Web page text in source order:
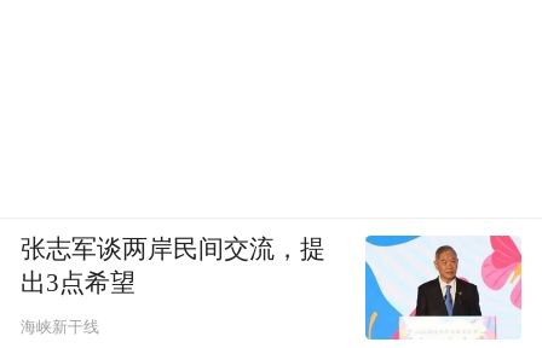
张志军谈两岸民间交流，提
出3点希望
海峡新干线